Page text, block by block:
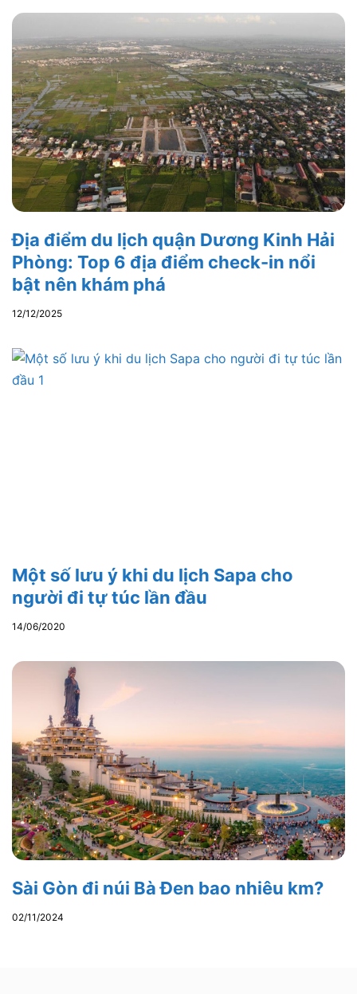
Địa điểm du lịch quận Dương Kinh Hải
Phòng: Top 6 địa điểm check-in nổi
bật nên khám phá
12/12/2025
Một số lưu ý khi du lịch Sapa cho
người đi tự túc lần đầu
14/06/2020
Sài Gòn đi núi Bà Đen bao nhiêu km?
02/11/2024